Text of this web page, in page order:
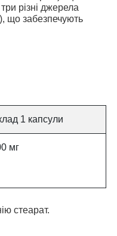
різні джерела
що забезпечують
1 капсули
мг
стеарат.